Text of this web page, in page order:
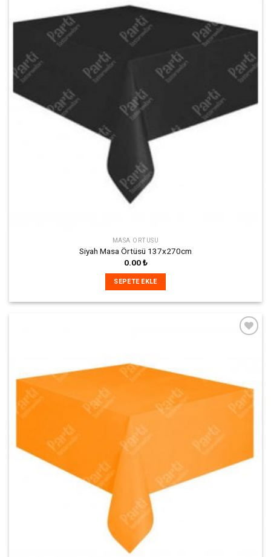
Ekle
MASA ÖRTÜSÜ
Siyah Masa Örtüsü 137x270cm
0.00₺
SEPETE EKLE